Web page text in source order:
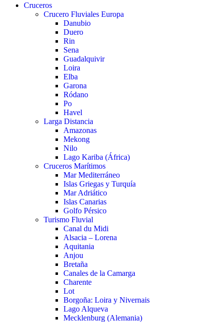
Close
Cruceros
Crucero Fluviales Europa
Danubio
Duero
Rin
Sena
Guadalquivir
Loira
Elba
Garona
Ródano
Po
Havel
Larga Distancia
Amazonas
Mekong
Nilo
Lago Kariba (África)
Cruceros Marítimos
Mar Mediterráneo
Islas Griegas y Turquía
Mar Adriático
Islas Canarias
Golfo Pérsico
Turismo Fluvial
Canal du Midi
Alsacia – Lorena
Aquitania
Anjou
Bretaña
Canales de la Camarga
Charente
Lot
Borgoña: Loira y Nivernais
Lago Alqueva
Mecklenburg (Alemania)